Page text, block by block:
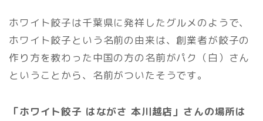
ホワイト餃子は千葉県に発祥したグルメのようで、
ホワイト餃子という名前の由来は、創業者が餃子の
作り方を教わった中国の方の名前がパク（白）さん
ということから、名前がついたそうです。
「ホワイト餃子 はながさ 本川越店」さんの場所は